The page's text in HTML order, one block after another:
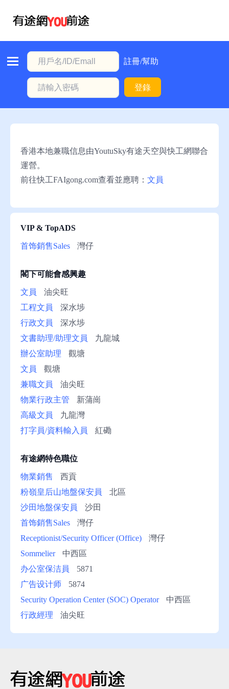
註冊/幫助
登錄
首
本
信
息
冊/
幫
助
香港本地兼職信息由YoutuSky有途天空與快工網聯合
運營。
前往快工FAIgong.com查看並應聘： 文員
VIP & TopADS
首饰銷售Sales 灣仔
閣下可能會感興趣
文員
油尖旺
工程文員
深水埗
行政文員
深水埗
文書助理/助理文員
九龍城
辦公室助理
觀塘
文員
觀塘
兼職文員
油尖旺
物業行政主管
新蒲崗
高級文員
九龍灣
打字員/資料輸入員
紅磡
有途網特色職位
物業銷售
西貢
粉嶺皇后山地盤保安員
北區
沙田地盤保安員
沙田
首饰銷售Sales
灣仔
Receptionist/Security Officer (Office)
灣仔
Sommelier
中西區
办公室保洁員
5871
广告设计师
5874
Security Operation Center (SOC) Operator
中西區
行政經理
油尖旺